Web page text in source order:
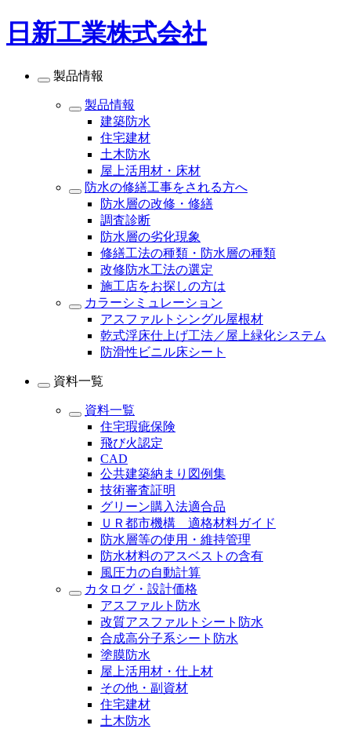
日新工業株式会社
製品情報
製品情報
建築防水
住宅建材
土木防水
屋上活用材・床材
防水の修繕工事をされる方へ
防水層の改修・修繕
調査診断
防水層の劣化現象
修繕工法の種類・防水層の種類
改修防水工法の選定
施工店をお探しの方は
カラーシミュレーション
アスファルトシングル屋根材
乾式浮床仕上げ工法／屋上緑化システム
防滑性ビニル床シート
資料一覧
資料一覧
住宅瑕疵保険
飛び火認定
CAD
公共建築納まり図例集
技術審査証明
グリーン購入法適合品
ＵＲ都市機構 適格材料ガイド
防水層等の使用・維持管理
防水材料のアスベストの含有
風圧力の自動計算
カタログ・設計価格
アスファルト防水
改質アスファルトシート防水
合成高分子系シート防水
塗膜防水
屋上活用材・仕上材
その他・副資材
住宅建材
土木防水